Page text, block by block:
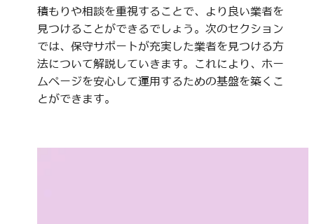
積もりや相談を重視することで、より良い業者を
見つけることができるでしょう。次のセクション
では、保守サポートが充実した業者を見つける方
法について解説していきます。これにより、ホー
ムページを安心して運用するための基盤を築くこ
とができます。